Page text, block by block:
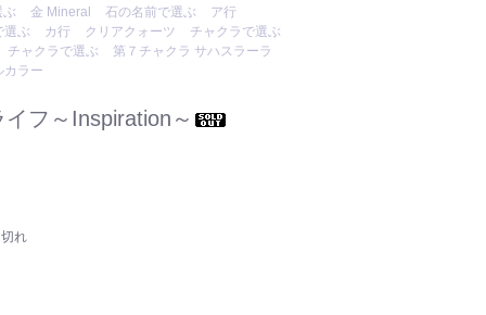
ぶ
金 Mineral 石の名前で選ぶ
ア行
選ぶ カ行 クリアクォーツ
チャクラで選ぶ
チャクラで選ぶ
第７チャクラ サハスラーラ
カラー
フ～Inspiration～
れ